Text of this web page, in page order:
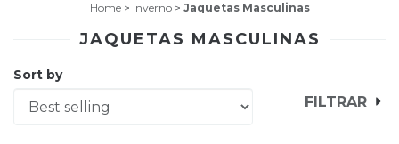
Home > Inverno > Jaquetas Masculinas
JAQUETAS MASCULINAS
Sort by
FILTRAR